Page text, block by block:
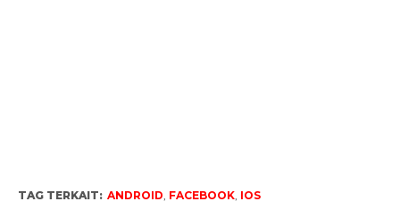
TAG TERKAIT: ANDROID FACEBOOK, IOS